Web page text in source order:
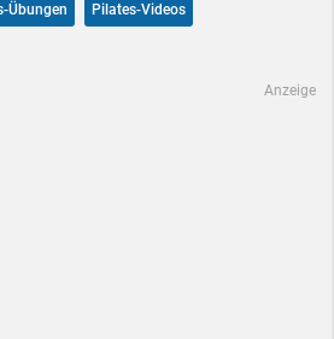
Übungen Pilates-Videos
Anzeige